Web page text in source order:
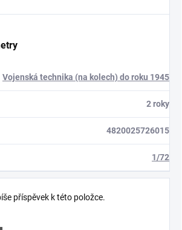
Vojenská technika (na kolech) do roku 1945
2 roky
4820025726015
1/72
příspěvek k této položce.